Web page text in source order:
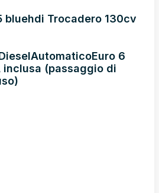
bluehdi Trocadero 130cv
AutomaticoEuro 6
inclusa (passaggio di